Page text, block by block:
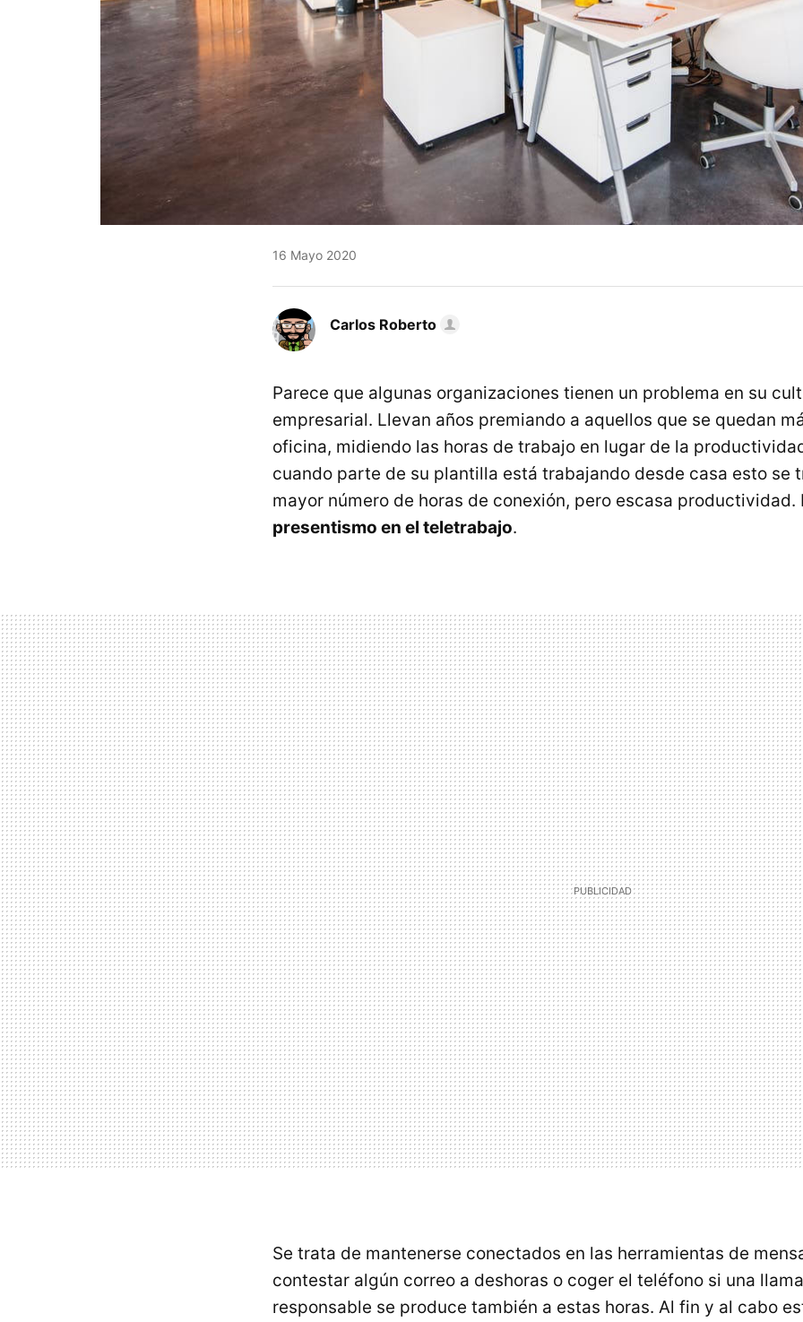
16 Mayo 2020
Carlos Roberto
Parece que algunas organizaciones tienen un problema en su
empresarial. Llevan años premiando a aquellos que se quedan
oficina, midiendo las horas de trabajo en lugar de la
cuando parte de su plantilla está trabajando desde casa esto se
mayor número de horas de conexión, pero escasa productividad.
presentismo en el teletrabajo.
Se trata de mantenerse conectados en las herramientas de
contestar algún correo a deshoras o coger el teléfono si una
responsable se produce también a estas horas. Al fin y al cabo